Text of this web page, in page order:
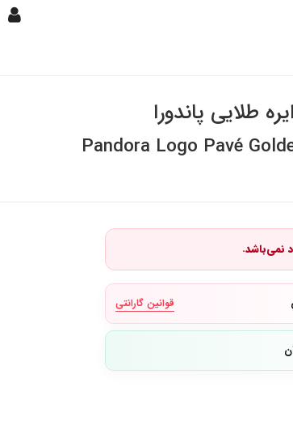
طلایی پاندورا
Pandora Logo Pavé
نمی‌باشد.
قوانین گارانتی